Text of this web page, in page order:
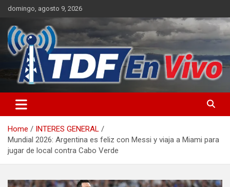
Skip
content
domingo, agosto 9, 2026
Home
INTERES GENERAL
Mundial 2026: Argentina es feliz con Messi y viaja a Miami para
jugar de local contra Cabo Verde